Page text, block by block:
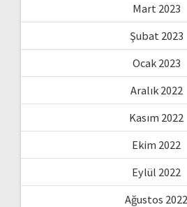
Mart 2023
Şubat 2023
Ocak 2023
Aralık 2022
Kasım 2022
Ekim 2022
Eylül 2022
Ağustos 2022